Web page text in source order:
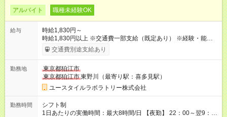
アルバイト 職種未経験OK
給与
時給1,830円～
時給1,830円以上 ※交通費一部支給（既定あり） ※経験・能力を
考慮して決定します 【収入例】 週1回勤務の場合：1,830円×8時
間×4回=5万8,560円 週3回勤務の場合：1,830円×8時間×12回
月 ※ 雇用形態と給与に、本採用時と異なる部分があります。 雇
用形態：本採用時と同じです。 給与：時給 1,660円以上
交通費別途支給あり
勤務地
東京都狛江市
東京都狛江市東野川（最寄り駅：喜多見駅）
ユースタイルラボラトリー株式会社
勤務時間
シフト制
1日あたりの実働時間：最大8時間/日 【夜勤】 22：00～翌9：